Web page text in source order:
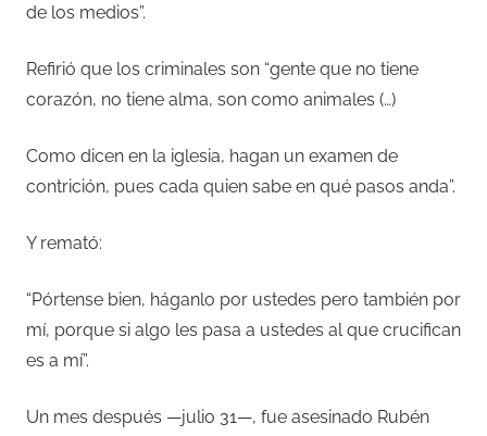
de los medios”.
Refirió que los criminales son “gente que no tiene
corazón, no tiene alma, son como animales (…)
Como dicen en la iglesia, hagan un examen de
contrición, pues cada quien sabe en qué pasos anda”.
Y remató:
“Pórtense bien, háganlo por ustedes pero también por
mí, porque si algo les pasa a ustedes al que crucifican
es a mí”.
Un mes después —julio 31—, fue asesinado Rubén